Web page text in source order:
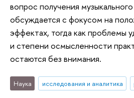
вопрос получения
обсуждается с фокусом на
эффектах, тогда как проблемы
и степени осмысленности
остаются без внимания.
Наука исследования и аналитика